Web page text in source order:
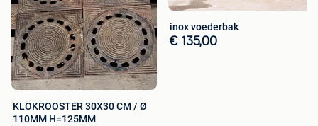
KLOKROOSTER 30X30 CM / Ø
110MM H=125MM
inox voederbak
€ 135,00